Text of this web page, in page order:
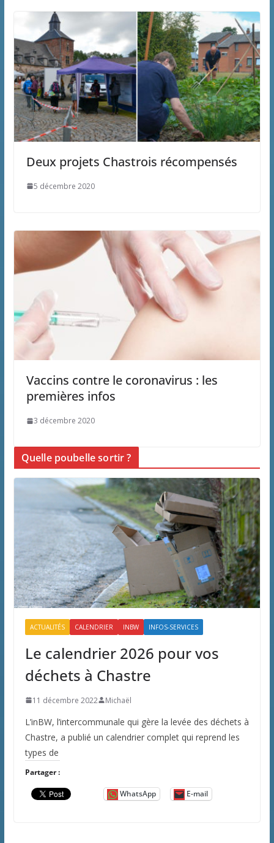
Deux projets Chastrois récompensés
5 décembre 2020
Vaccins contre le coronavirus : les
premières infos
3 décembre 2020
Quelle poubelle sortir ?
ACTUALITÉS CALENDRIER INBW INFOS-SERVICES
Le calendrier 2026 pour vos
déchets à Chastre
11 décembre 2022 Michaël
L’inBW, l’intercommunale qui gère la levée des déchets à
Chastre, a publié un calendrier complet qui reprend les
types de
Partager :
WhatsApp E-mail